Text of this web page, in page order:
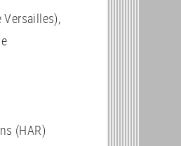
Versailles),
(HAR)